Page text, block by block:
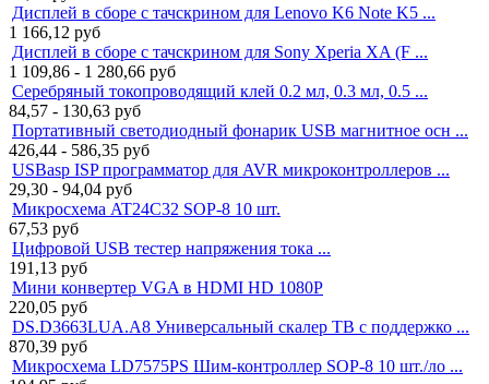
Дисплей в сборе с тачскрином для Lenovo K6 Note K5 ...
1 166,12 руб
Дисплей в сборе с тачскрином для Sony Xperia XA (F ...
1 109,86 - 1 280,66 руб
Серебряный токопроводящий клей 0.2 мл, 0.3 мл, 0.5 ...
84,57 - 130,63 руб
Портативный светодиодный фонарик USB магнитное осн ...
426,44 - 586,35 руб
USBasp ISP программатор для AVR микроконтроллеров ...
29,30 - 94,04 руб
Микросхема AT24C32 SOP-8 10 шт.
67,53 руб
Цифровой USB тестер напряжения тока ...
191,13 руб
Мини конвертер VGA в HDMI HD 1080P
220,05 руб
DS.D3663LUA.A8 Универсальный скалер ТВ с поддержко ...
870,39 руб
Микросхема LD7575PS Шим-контроллер SOP-8 10 шт./ло ...